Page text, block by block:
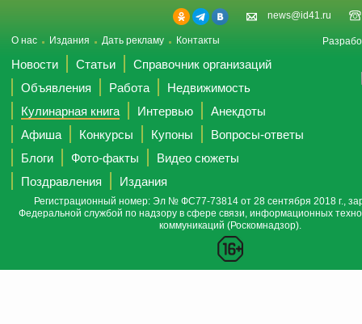
news@id41.ru
О нас Издания Дать рекламу Контакты
Новости Статьи
Справочник организаций
Объявления
Работа
Недвижимость
Кулинарная книга
Интервью
Анекдоты
Афиша
Конкурсы Купоны
Вопросы-ответы
Блоги
Фото-факты
Видео сюжеты
Поздравления
Издания
Регистрационный номер: Эл № ФС77-73814 от 28 сентября 2018 г.,
Федеральной службой по надзору в сфере связи, информационных
коммуникаций (Роскомнадзор).